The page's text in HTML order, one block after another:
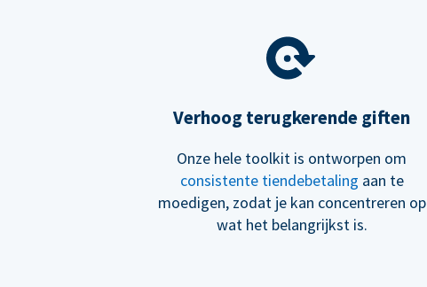
Verhoog terugkerende giften
Onze hele toolkit is ontworpen om
consistente tiendebetaling aan te
moedigen, zodat je kan concentreren op
wat het belangrijkst is.